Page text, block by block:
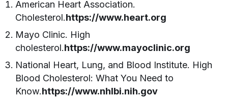
American Heart Association.
Cholesterol.https://www.heart.org
Mayo Clinic. High
cholesterol.https://www.mayoclinic.org
National Heart, Lung, and Blood Institute. High
Blood Cholesterol: What You Need to
Know.https://www.nhlbi.nih.gov